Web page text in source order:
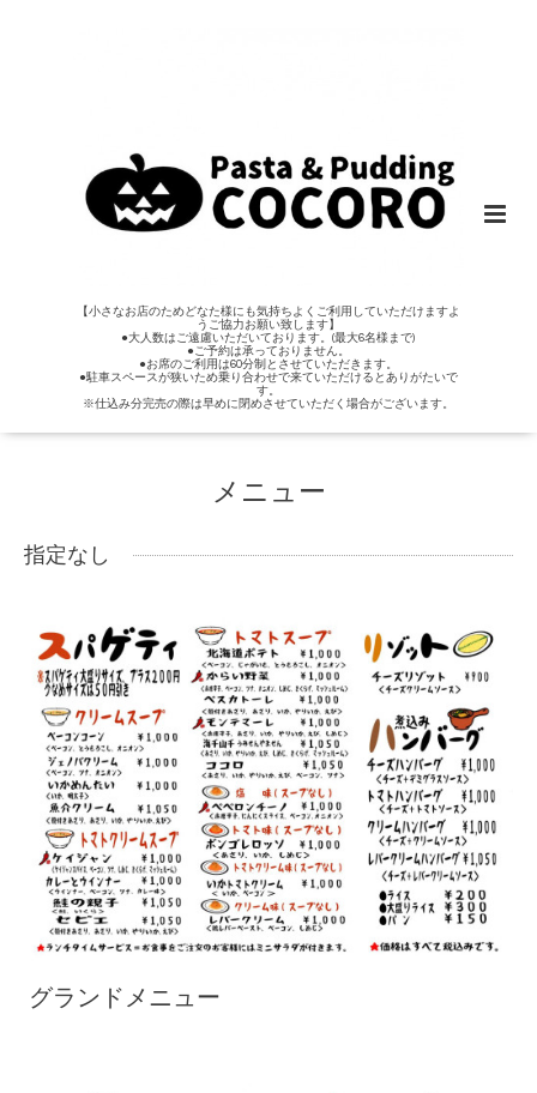
【小さなお店のためどなた様にも気持ちよくご利用していただけますよ
うご協力お願い致します】
●大人数はご遠慮いただいております。(最大6名様まで)
●ご予約は承っておりません。
●お席のご利用は60分制とさせていただきます。
●駐車スペースが狭いため乗り合わせで来ていただけるとありがたいで
す。
※仕込み分完売の際は早めに閉めさせていただく場合がございます。
メニュー
指定なし
グランドメニュー